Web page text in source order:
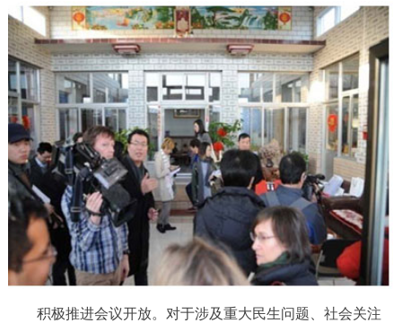
积极推进会议开放。对于涉及重大民生问题、社会关注